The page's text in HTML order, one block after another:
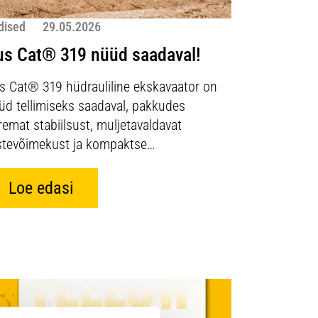
29.05.2026
Cat® 319 nüüd saadaval!
Cat® 319 hüdrauliline ekskavaator on
tellimiseks saadaval, pakkudes
stabiilsust, muljetavaldavat
ja kompaktse…
Loe edasi